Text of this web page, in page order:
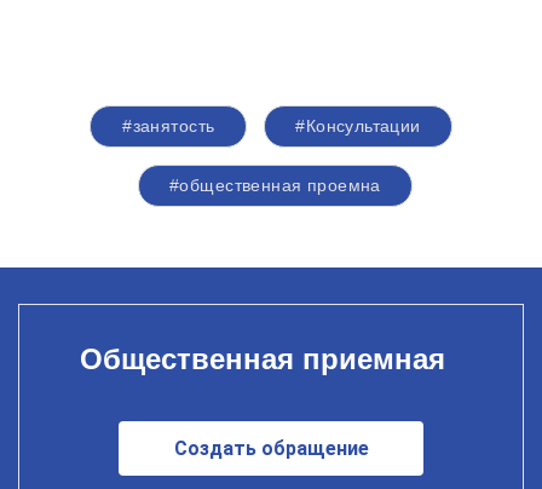
#занятость #Консультации
#общественная проемна
Общественная приемная
Создать обращение